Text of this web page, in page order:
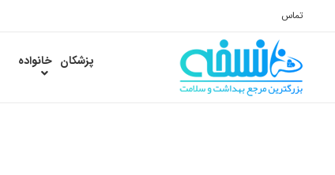
تماس
پزشکان خانواده